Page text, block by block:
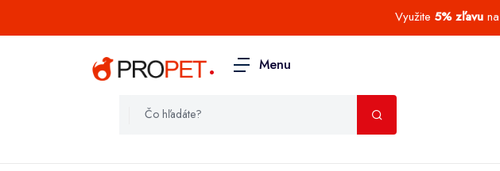
Využite 5% zľavu
. Menu